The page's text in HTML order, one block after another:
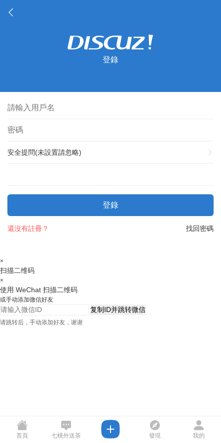
登錄
安全提問(未設置請忽略)
登錄
找回密碼
還沒有註冊？
×
扫描二维码
×
使用 WeChat 扫描二维码
或手动添加微信好友
复制ID并跳转微信
请跳转后，手动添加好友，谢谢
首頁 七桃外送茶 發現 我的